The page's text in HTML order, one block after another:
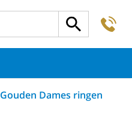
Gouden Dames ringen